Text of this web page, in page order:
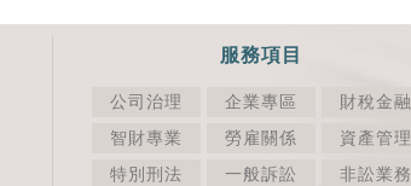
服務項目
公司治理 企業專區
財稅金融
智財專業
勞雇關係
資產管理
特別刑法
一般訴訟 非訟業務